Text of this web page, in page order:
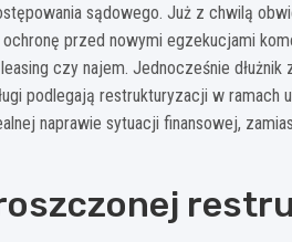
sądowego. Już z chwilą
przed nowymi egzekucjami
czy najem. Jednocześnie
podlegają restrukturyzacji w ramach
naprawie sytuacji finansowej,